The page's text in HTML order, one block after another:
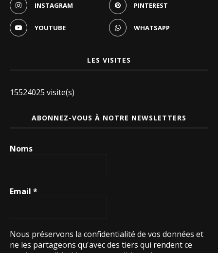
INSTAGRAM PINTEREST
YOUTUBE WHATSAPP
LES VISITES
15524025 visite(s)
ABONNEZ-VOUS À NOTRE NEWSLETTERS
Noms
Email *
Nous préservons la confidentialité de vos données et
ne les partageons qu'avec des tiers qui rendent ce